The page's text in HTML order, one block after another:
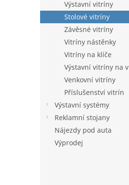
Výstavní vitríny
Stolové vitríny
Závěsné vitríny
Vitríny nástěnky
Vitríny na klíče
Výstavní vitríny na
Venkovní vitríny
Příslušenství vitrín
Výstavní systémy
Reklamní stojany
Nájezdy pod auta
Výprodej